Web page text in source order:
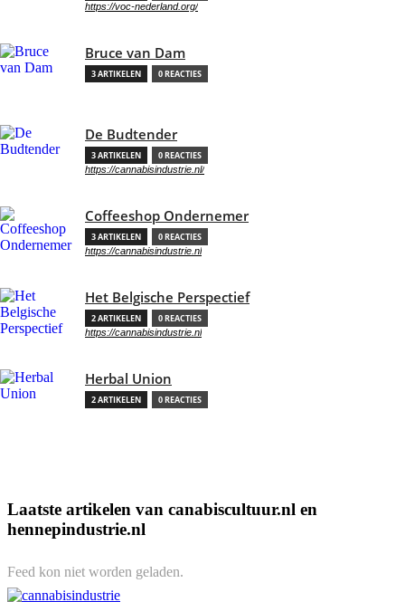
https://voc-nederland.org/
Bruce van Dam
3 ARTIKELEN 0 REACTIES
De Budtender
3 ARTIKELEN 0 REACTIES
https://cannabisindustrie.nl/
Coffeeshop Ondernemer
3 ARTIKELEN 0 REACTIES
https://cannabisindustrie.nl
Het Belgische Perspectief
2 ARTIKELEN 0 REACTIES
https://cannabisindustrie.nl
Herbal Union
2 ARTIKELEN 0 REACTIES
Laatste artikelen van canabiscultuur.nl en
hennepindustrie.nl
Feed kon niet worden geladen.